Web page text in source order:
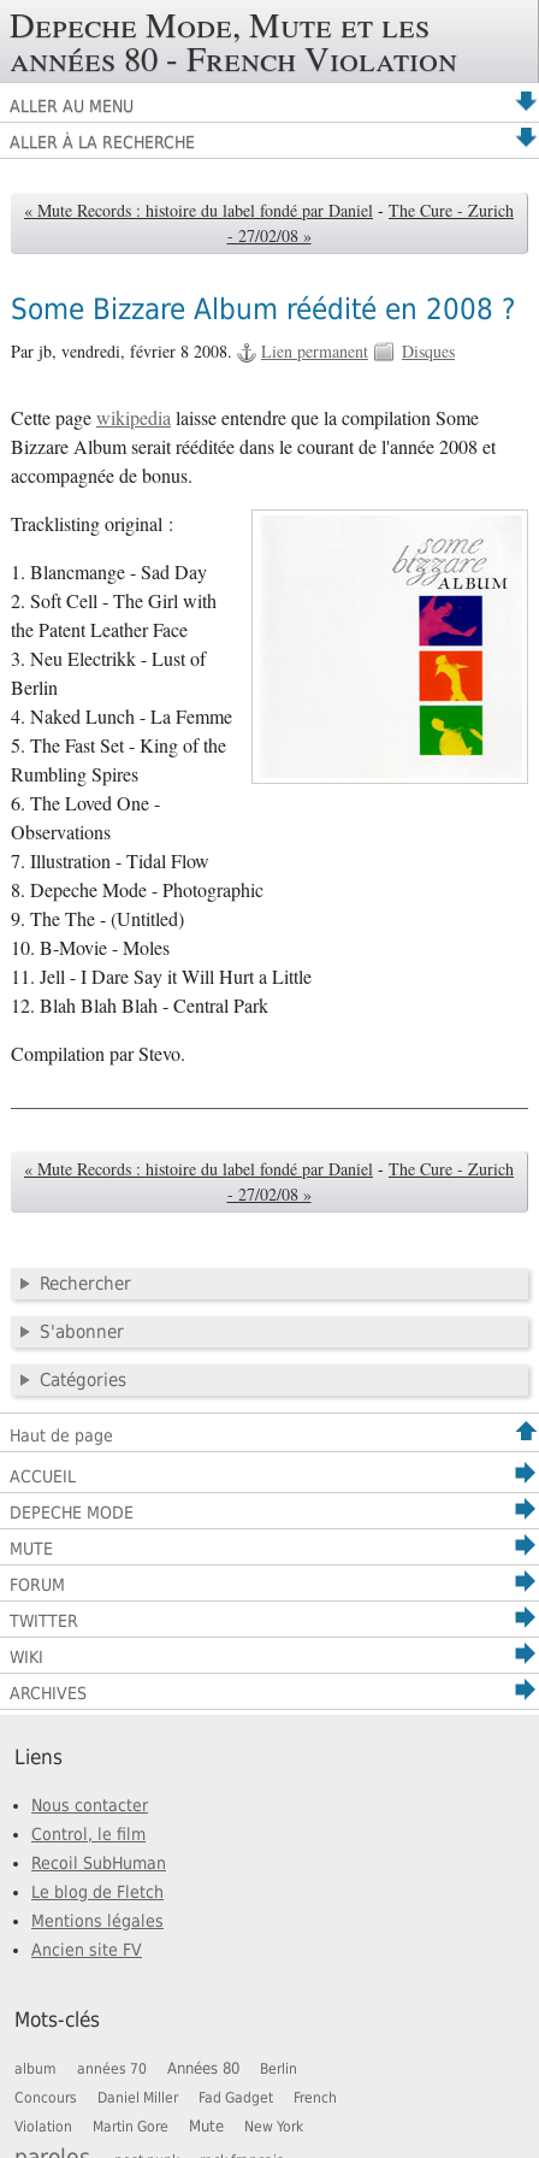
Depeche Mode, Mute et les
années 80 - French Violation
ALLER AU MENU
ALLER À LA RECHERCHE
« Mute Records : histoire du label fondé par Daniel - The Cure - Zurich
- 27/02/08 »
Some Bizzare Album réédité en 2008 ?
Par jb, vendredi, février 8 2008. Lien permanent Disques
Cette pagewikipedialaisse entendre que la compilation Some
Bizzare Album serait rééditée dans le courant de l'année 2008 et
accompagnée de bonus.
Tracklisting original :
1. Blancmange - Sad Day
2. Soft Cell - The Girl with
the Patent Leather Face
3. Neu Electrikk - Lust of
Berlin
4. Naked Lunch - La Femme
5. The Fast Set - King of the
Rumbling Spires
6. The Loved One -
Observations
7. Illustration - Tidal Flow
8. Depeche Mode - Photographic
9. The The - (Untitled)
10. B-Movie - Moles
11. Jell - I Dare Say it Will Hurt a Little
12. Blah Blah Blah - Central Park
Compilation par Stevo.
« Mute Records : histoire du label fondé par Daniel - The Cure - Zurich
- 27/02/08 »
Rechercher
S'abonner
Catégories
Haut de page
ACCUEIL
DEPECHE MODE
MUTE
FORUM
TWITTER
WIKI
ARCHIVES
Liens
Nous contacter
Control, le film
Recoil SubHuman
Le blog de Fletch
Mentions légales
Ancien site FV
Mots-clés
album années 70 Années 80
Berlin
Concours
Daniel Miller Fad Gadget
French
Violation
Martin Gore Mute New York